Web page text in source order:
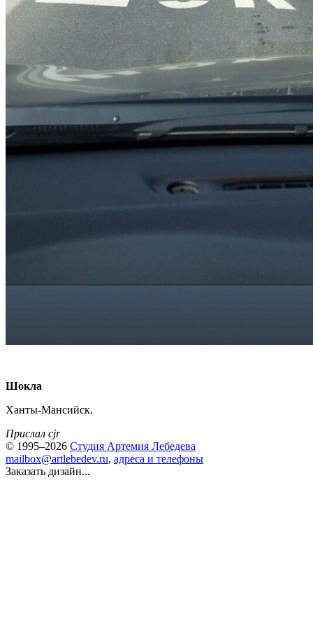
Шокла
Ханты-Мансийск.
Прислал cjr
© 1995–2026 Студия Артемия Лебедева
mailbox@artlebedev.ru, адреса и телефоны
Заказать дизайн...